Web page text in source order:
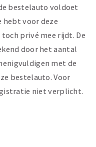
bestelauto voldoet
hebt voor deze
privé mee rijdt. De
door het aantal
met de
bestelauto. Voor
niet verplicht.